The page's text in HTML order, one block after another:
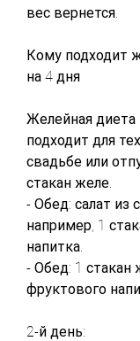
вес вернется.
Кому подходит
на 4 дня
Желейная диета
подходит для
свадьбе или
стакан желе.
- Обед: салат из
например, 1
напитка.
- Обед: 1 стакан
фруктового
2-й день: